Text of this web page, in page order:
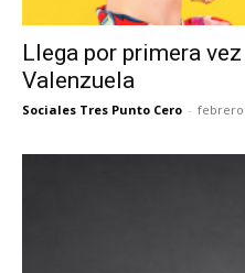
Llega por primera
Valenzuela
Sociales Tres Punto Cero - febrero